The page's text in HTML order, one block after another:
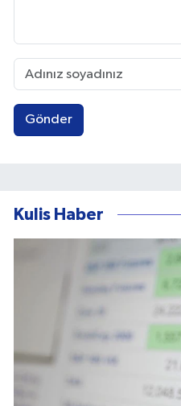
Gönder
Kulis Haber